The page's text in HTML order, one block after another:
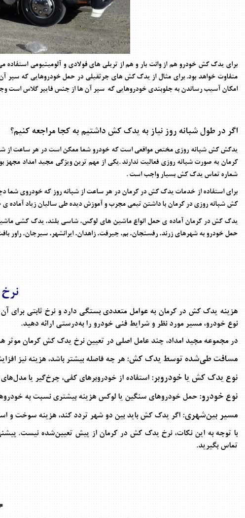
برای یدک کش خودرو هم از وانت بار و هم از تریلی های فولادی و آلومینیومی
متفاوت خواهد بود. برای مثال از یدک کش های جرثقیلی در حمل خودروهایی که سپر
امکان آسیب رساندن به جلوبندی خودروهایی که سپر آن ها از جنس فایبر گلاس است
اگر در طول شبانه روز نیاز به یدک کش داشتیم به کجا مراجعه کنیم؟
یدکش کش شبانه روزی مختص مواقعی است که خودرو شما ممکن است در هر ساعت از
کرمان به صورت شبانه روزی فعالیت ندارند .یکی از مهم ترین ویژگی مجید امداد مجهز
شماره تماس یدک کش بسیار واجب است .
برای استفاده از خدمات یدک کش در کرمان در هر ساعت از شبانه روز که خودروی شما
کش شبانه روزی در کرمان با داشتن تیمی مجرب و آموزش دیده طی سالیان زیاد آماده
یدک کش در کرمان آماده ی حمل انواع ماشین های لوکس، شاسی بلند، یدک کشی
حمل خودرو به شهرهای زرند، رفسنجان، بم، جیرفت، زاهدان، ایرانشهر، سیرجان، راور
هزینه یدک کش در کرمان به عوامل متعددی بستگی دارد و نرخ ثابتی برای آن
نوع خودرو، مسیر مورد نظر و شرایط فنی خودرو را به‌درستی ارائه دهید.
در مجموعه مجید امداد، چند عامل اصلی در تعیین نرخ یدک کش کرمان موثر
مسافت طی‌شده توسط یدک کش:هر چه فاصله بیشتر باشد، هزینه نیز
نوع یدک کش یا خودروبر:استفاده از خودروبرهای کفی، چرخ‌گیر یا
نوع خودرو:حمل خودروهای سنگین یا لوکس هزینه بیشتری نسبت به
مسیر بین‌شهری: اگر یدک کش باید بین دو شهر تردد کند، هزینه سوخت و
با توجه به این نکات،نرخ یدک کش در کرماناز پیش تعیین‌شده نیست.
تماس بگیرید.